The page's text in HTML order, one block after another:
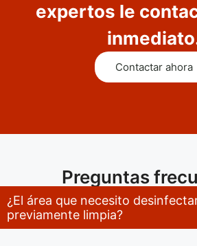
expertos le
Contactar ahora
Preguntas
¿El área que necesito
previamente limpia?